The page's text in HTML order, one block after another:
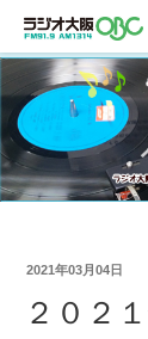
2021年03月04日
２０２